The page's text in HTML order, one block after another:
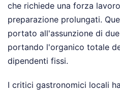
che richiede una forza
preparazione prolungati.
portato all'assunzione di
portando l'organico totale
dipendenti fissi.
I critici gastronomici locali